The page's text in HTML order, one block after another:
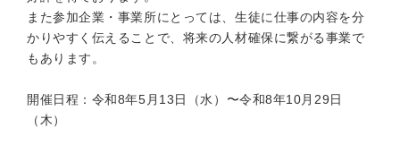
また参加企業・事業所にとっては、生徒に仕事の内容を分
かりやすく伝えることで、将来の人材確保に繋がる事業で
もあります。
開催日程：令和8年5月13日（水）〜令和8年10月29日
（木）